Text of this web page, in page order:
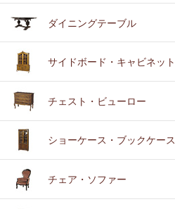
ダイニングテーブル
サイドボード・キャビネット
チェスト・ビューロー
ショーケース・ブックケース
チェア・ソファー